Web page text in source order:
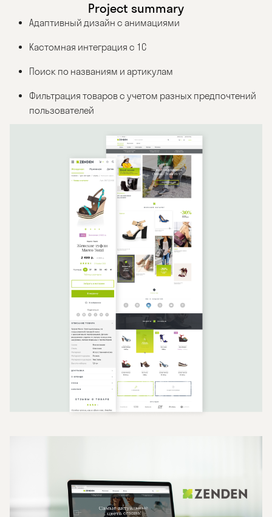
Project summary
Адаптивный дизайн с анимациями
Кастомная интеграция с 1С
Поиск по названиям и артикулам
Фильтрация товаров с учетом разных предпочтений
пользователей